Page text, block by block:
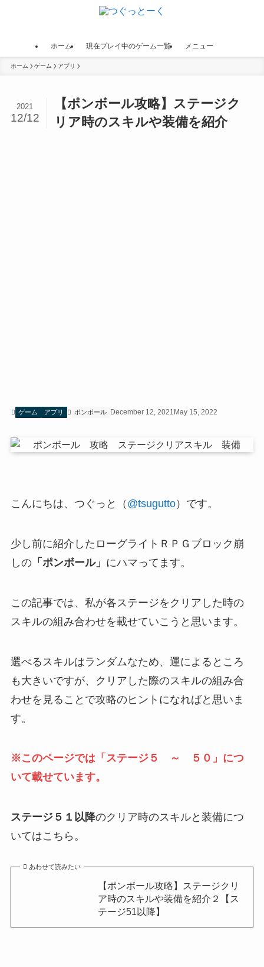
ホーム 現在プレイ中のゲーム一覧 メニュー
ホーム ゲーム アプリ
【ポンボール攻略】ステージク
リア時のスキルや装備を紹介
2021
12/12
ゲーム アプリ ポンボール December 12, 2021 May 15, 2022
こんにちは、つぐっと（ @tsugutto）です。
少し前に紹介したローグライトＲＰＧブロック崩
しの「ポンボール」 にハマってます。
この記事では、私が各ステージをクリアした時の
スキルの組み合わせを載せていこうと思います。
選べるスキルはランダムなため、運によるところ
も大きいですが、クリアした際のスキルの組み合
わせを見ることで攻略のヒントになればと思いま
す。
※このページでは「ステージ５ ～ ５０」につ
いて載せています。
ステージ５１以降のクリア時のスキルと装備につ
いてはこちら。
あわせて読みたい
【ポンボール攻略】ステージクリ
ア時のスキルや装備を紹介２【ス
テージ51以降】